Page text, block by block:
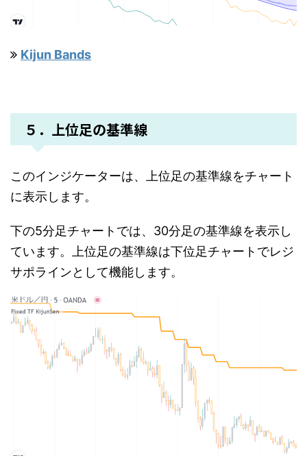
Kijun Bands
５．上位足の基準線
このインジケーターは、上位足の基準線をチャート
に表示します。
下の5分足チャートでは、30分足の基準線を表示し
ています。上位足の基準線は下位足チャートでレジ
サポラインとして機能します。